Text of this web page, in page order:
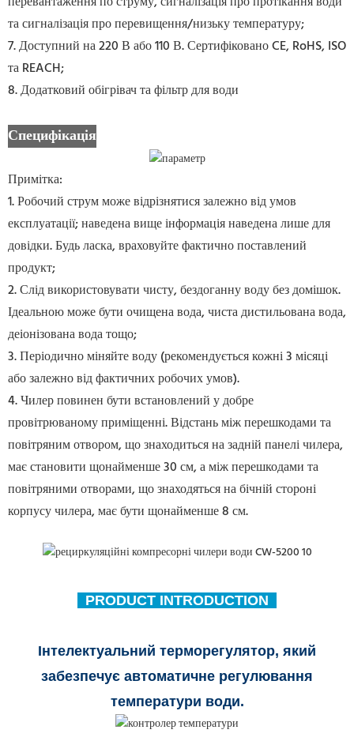
та сигналізація про перевищення/низьку температуру;
7. Доступний на 220 В або 110 В. Сертифіковано CE, RoHS, ISO
та REACH;
8. Додатковий обігрівач та фільтр для води
Специфікація
Примітка:
1. Робочий струм може відрізнятися залежно від умов
експлуатації; наведена вище інформація наведена лише для
довідки. Будь ласка, враховуйте фактично поставлений
продукт;
2. Слід використовувати чисту, бездоганну воду без домішок.
Ідеальною може бути очищена вода, чиста дистильована вода,
деіонізована вода тощо;
3. Періодично міняйте воду (рекомендується кожні 3 місяці
або залежно від фактичних робочих умов).
4. Чилер повинен бути встановлений у добре
провітрюваному приміщенні. Відстань між перешкодами та
повітряним отвором, що знаходиться на задній панелі чилера,
має становити щонайменше 30 см, а між перешкодами та
повітряними отворами, що знаходяться на бічній стороні
корпусу чилера, має бути щонайменше 8 см.
PRODUCT INTRODUCTION
Інтелектуальний терморегулятор, який
забезпечує автоматичне регулювання
температури води.